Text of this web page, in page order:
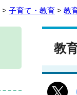
> 子育て・教育 > 教
教